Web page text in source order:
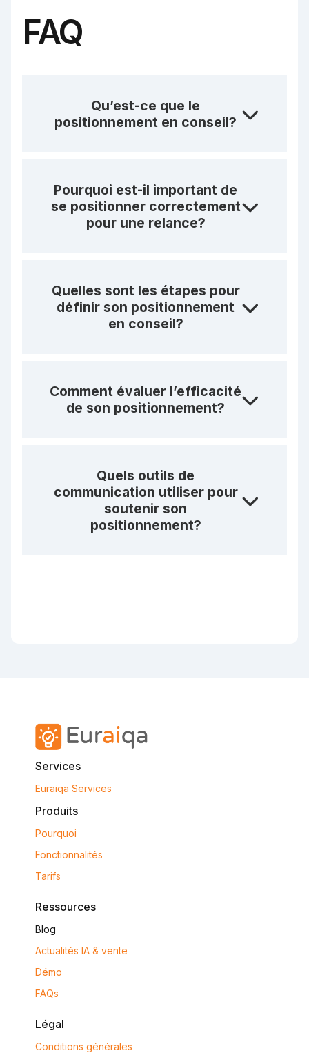
FAQ
Qu’est-ce que le
positionnement en conseil?
Pourquoi est-il important de
se positionner correctement
pour une relance?
Quelles sont les étapes pour
définir son positionnement
en conseil?
Comment évaluer l’efficacité
de son positionnement?
Quels outils de
communication utiliser pour
soutenir son
positionnement?
Services
Euraiqa Services
Produits
Pourquoi
Fonctionnalités
Tarifs
Ressources
Blog
Actualités IA & vente
Démo
FAQs
Légal
Conditions générales